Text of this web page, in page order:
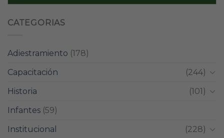
CATEGORIAS
Adiestramiento (178)
Capacitación
(244)
Historia
(101)
Infantes (59)
Institucional
(228)